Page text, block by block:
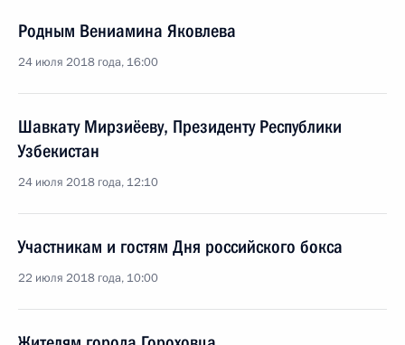
Родным Вениамина Яковлева
24 июля 2018 года, 16:00
Шавкату Мирзиёеву, Президенту Республики
Узбекистан
24 июля 2018 года, 12:10
Участникам и гостям Дня российского бокса
22 июля 2018 года, 10:00